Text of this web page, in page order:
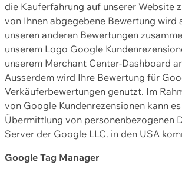
die Kauferfahrung auf unserer Website
von Ihnen abgegebene Bewertung wird
unseren anderen Bewertungen
unserem Logo Google
unserem Merchant Center-Dashboard
Ausserdem wird Ihre Bewertung für
Verkäuferbewertungen genutzt. Im
von Google Kundenrezensionen kann
Übermittlung von personenbezogenen
Server der Google LLC. in den USA
Google Tag Manager